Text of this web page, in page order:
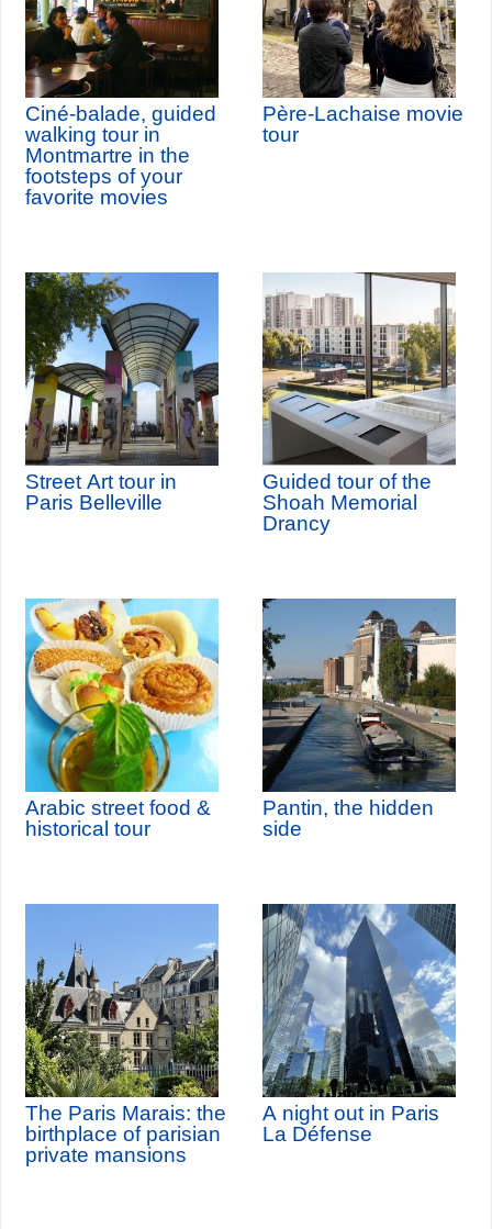
Ciné-balade, guided
walking tour in
Montmartre in the
footsteps of your
favorite movies
Père-Lachaise movie
tour
Street Art tour in
Paris Belleville
Guided tour of the
Shoah Memorial
Drancy
Arabic street food &
historical tour
Pantin, the hidden
side
The Paris Marais: the
birthplace of parisian
private mansions
A night out in Paris
La Défense